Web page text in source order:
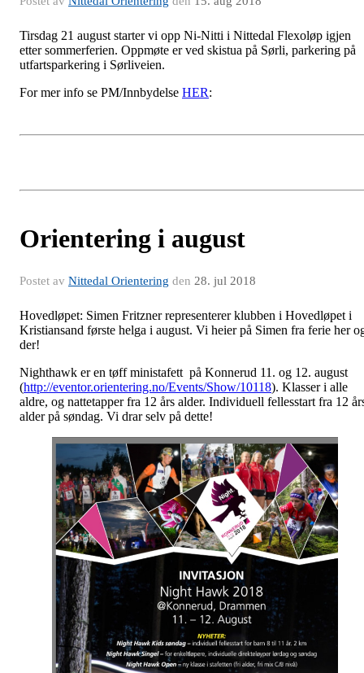
Tirsdag 21 august starter vi opp Ni-Nitti i Nittedal Flexoløp igjen
etter sommerferien. Oppmøte er ved skistua på Sørli, parkering på
utfartsparkering i Sørliveien.
For mer info se PM/Innbydelse HER:
Orientering i august
Postet av Nittedal Orientering den 28. jul 2018
Hovedløpet: Simen Fritzner representerer klubben i Hovedløpet i
Kristiansand første helga i august. Vi heier på Simen fra ferie her
der!
Nighthawk er en tøff ministafett på Konnerud 11. og 12. august
(http://eventor.orientering.no/Events/Show/10118). Klasser i alle
aldre, og nattetapper fra 12 års alder. Individuell fellesstart fra 12
alder på søndag. Vi drar selv på dette!